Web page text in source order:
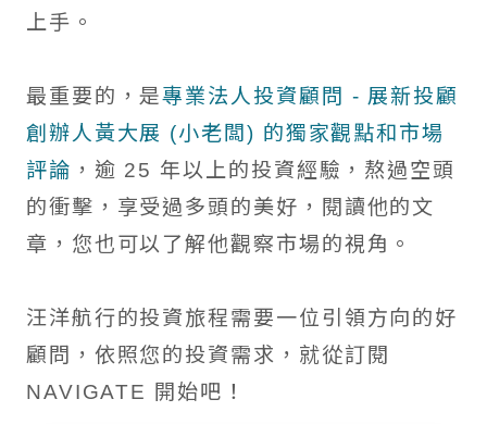
聰明投資從這開始
上手。
最重要的，是專業法人投資顧問 - 展新投顧
創辦人黃大展 (小老闆) 的獨家觀點和市場
評論 ，逾 25 年以上的投資經驗，熬過空頭
的衝擊，享受過多頭的美好，閱讀他的文
章，您也可以了解他觀察市場的視角。
汪洋航行的投資旅程需要一位引領方向的好
顧問，依照您的投資需求，就從訂閱
NAVIGATE 開始吧！